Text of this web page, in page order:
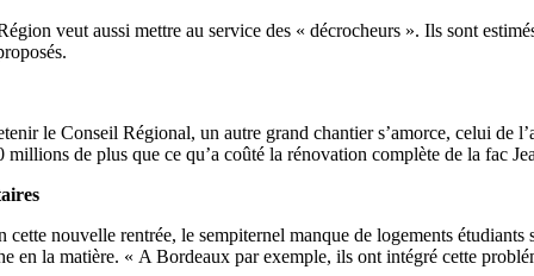
veut aussi mettre au service des « décrocheurs ». Ils sont
le Conseil Régional, un autre grand chantier s’amorce, celui de
millions de plus que ce qu’a coûté la rénovation complète de la fac
nouvelle rentrée, le sempiternel manque de logements
en la matière. « A Bordeaux par exemple, ils ont intégré cette